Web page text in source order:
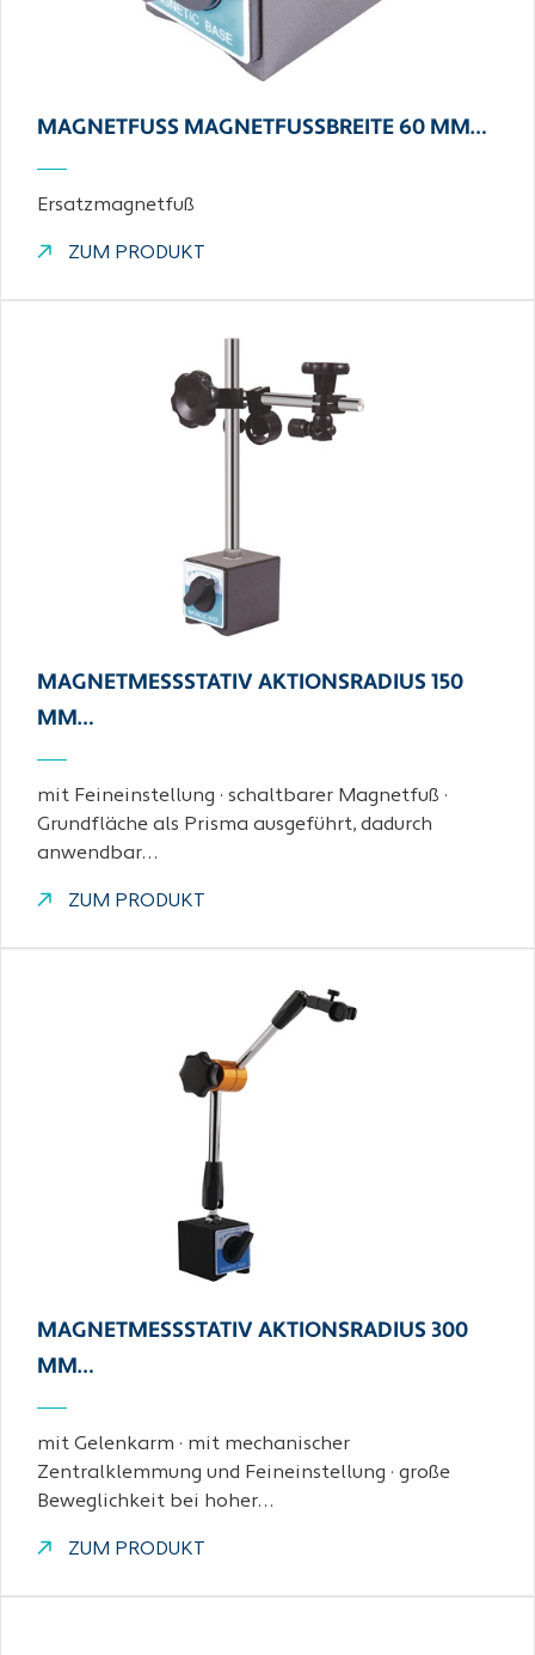
MAGNETFUSS MAGNETFUSSBREITE 60 MM…
Ersatzmagnetfuß
ZUM PRODUKT
MAGNETMESSSTATIV AKTIONSRADIUS 150
MM…
mit Feineinstellung · schaltbarer Magnetfuß ·
Grundfläche als Prisma ausgeführt, dadurch
anwendbar…
ZUM PRODUKT
MAGNETMESSSTATIV AKTIONSRADIUS 300
MM…
mit Gelenkarm · mit mechanischer
Zentralklemmung und Feineinstellung · große
Beweglichkeit bei hoher…
ZUM PRODUKT